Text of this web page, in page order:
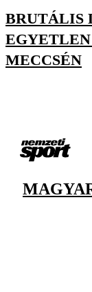
BRUTÁLIS
MECCSÉN